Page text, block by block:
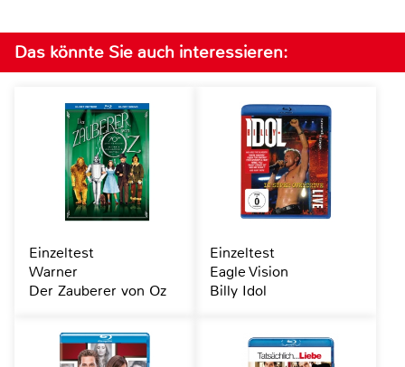
Das könnte Sie auch interessieren:
Einzeltest
Warner
Der Zauberer von Oz
Einzeltest
Eagle Vision
Billy Idol